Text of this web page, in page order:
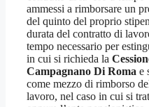
ammessi a rimborsare un
del quinto del proprio
durata del contratto di
tempo necessario per
in cui si richieda la
Campagnano Di Roma e
come mezzo di rimborso
lavoro, nel caso in cui si